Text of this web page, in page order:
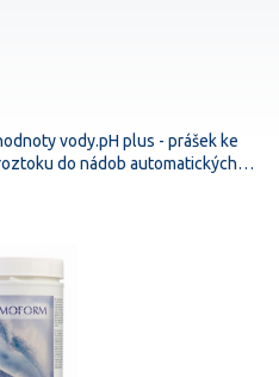
vody.pH plus - prášek ke
do nádob automatických…